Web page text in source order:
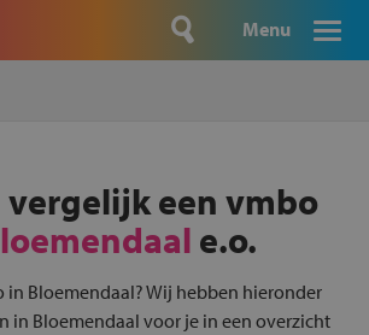
Menu
vergelijk een vmbo
e.o.
in Bloemendaal? Wij hebben hieronder
in Bloemendaal voor je in een overzicht